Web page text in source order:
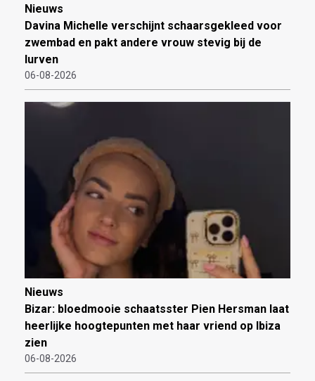
Nieuws
Davina Michelle verschijnt schaarsgekleed voor
zwembad en pakt andere vrouw stevig bij de
lurven
06-08-2026
Nieuws
Bizar: bloedmooie schaatsster Pien Hersman laat
heerlijke hoogtepunten met haar vriend op Ibiza
zien
06-08-2026